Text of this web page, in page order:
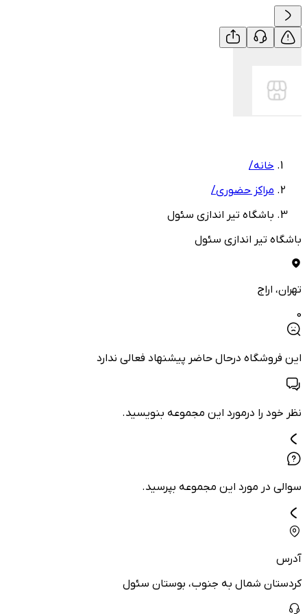
خانه/
مراکز حضوری/
باشگاه تیر اندازی سئول
باشگاه تیر اندازی سئول
تهران، اراج
0
این فروشگاه درحال حاضر پیشنهاد فعالی ندارد
نظر خود را درمورد این مجموعه بنویسید.
سوالی در مورد این مجموعه بپرسید.
آدرس
کردستان شمال به جنوب، بوستان سئول